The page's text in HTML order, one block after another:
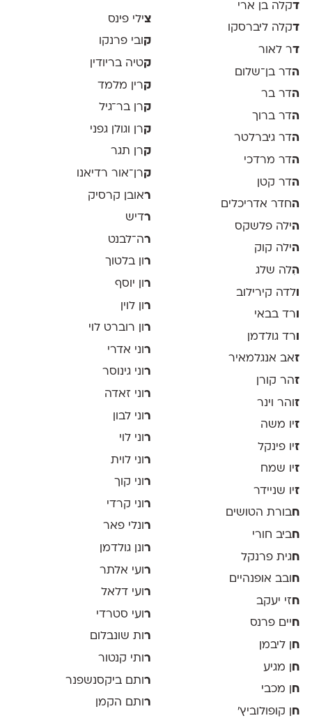
דקלה בן ארי
דקלה ליברסקו
דר לאור
הדר בן־שלום
הדר בר
הדר ברוך
הדר גיברלטר
הדר מרדכי
הדר קטן
החדר אדריכלים
הילה פלשקס
הילה קוק
הִלה שלג
ולדה קירילוב
רד בבאי
רד גולדמן
זאב אנגלמאיר
זהר קורן
זוהר וינר
זיו משה
זיו פינקל
זיו שמח
זיו שניידר
חבורת הטושים
חביב חורי
ח גית פרנקל
חובב אופנהיים
חזי יעקב
חיים פרנס
ח
ן ליבמן
ח
ן מגיע
ח ן מכבי
ח
ן קופולוביץ'
צילי פינס
קובי פרנקו
קטיה בריודין
קרין מלמד
קרן בר־גיל
קרן וגולן גפני
קרן תגר
קרן־אור רדיאנו
ראובן קרסיק
רדיש
רה־לבנט
רון בלטוך
ר ון יוסף
רון לוין
ר ון רוברט לוי
ר וני אדרי
רוני גינוסר
ר וני זאדה
רוני לבון
ר וני לוי
ר וני לוית
רוני קוך
ר וני קרדי
רונלי פאר
ר ונן גולדמן
ר ועי אלתר
רועי דלאל
ר ועי סטרדי
רות שונבלום
ר ותי קנטור
ר ותם ביקסנשפנר
רותם הקמן